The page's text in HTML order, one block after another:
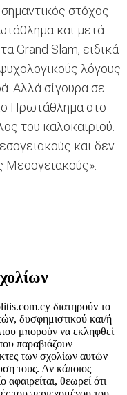
στόχος
και μετά
Grand Slam, ειδικά
λόγους
Αλλά σίγουρα σε
Πρωτάθλημα στο
του καλοκαιριού.
και δεν
διατηρούν το
δυσφημιστικού και/ή
μπορούν να εκληφθεί
παραβιάζουν
των σχολίων αυτών
τους. Αν κάποιος
θεωρεί ότι